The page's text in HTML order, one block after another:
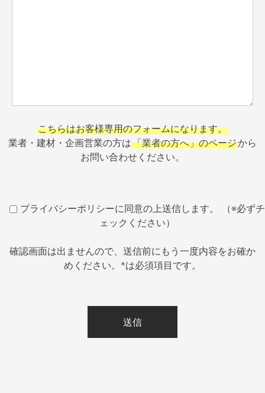
こちらはお客様専用のフォームになります。
業者・建材・企画営業の方は「業者の方へ」のページから
お問い合わせください。
プライバシーポリシーに同意の上送信します。 （※必ずチ
ェックください）
確認画面は出ませんので、送信前にもう一度内容をお確か
めください。*は必須項目です。